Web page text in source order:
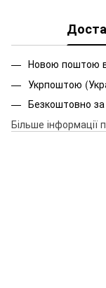
Новою поштою
Укрпоштою
Безкоштовно
Більше інформації